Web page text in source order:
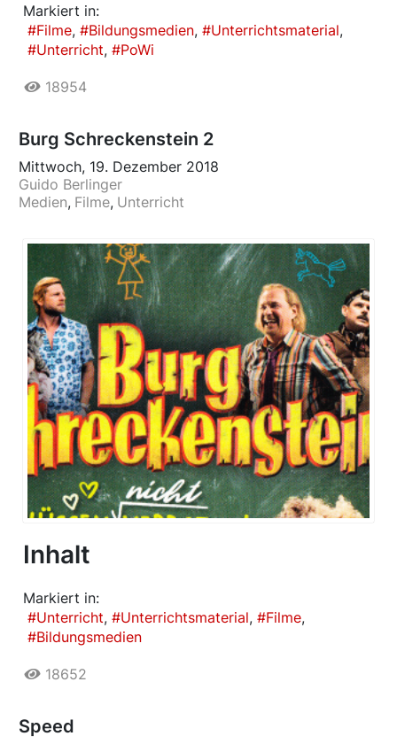
Markiert in:
Filme
Bildungsmedien
Unterrichtsmaterial
Unterricht
PoWi
18954
Burg Schreckenstein 2
Mittwoch, 19. Dezember 2018
Guido Berlinger
Medien Filme Unterricht
Inhalt
Markiert in:
Unterricht
Unterrichtsmaterial
Filme
Bildungsmedien
18652
Speed